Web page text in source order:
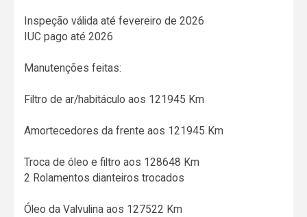
Inspeção válida até fevereiro de 2026
IUC pago até 2026
Manutenções feitas:
Filtro de ar/habitáculo aos 121945 Km
Amortecedores da frente aos 121945 Km
Troca de óleo e filtro aos 128648 Km
2 Rolamentos dianteiros trocados
Óleo da Valvulina aos 127522 Km